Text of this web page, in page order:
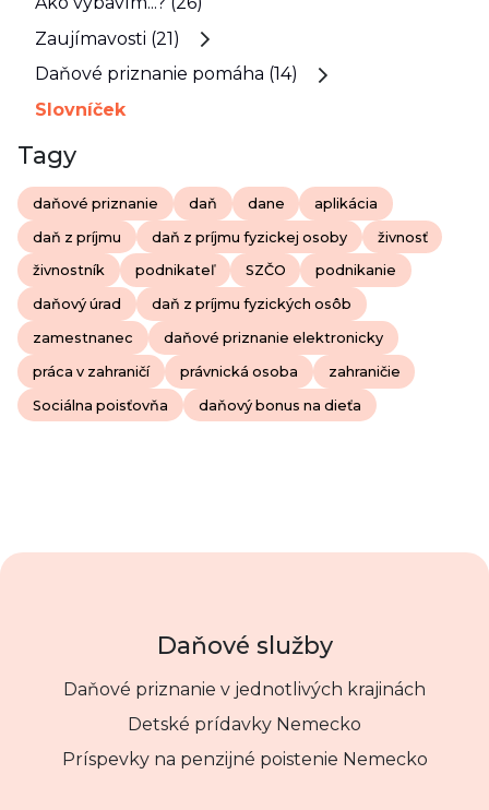
Zaujímavosti (21)
Daňové priznanie pomáha (14)
Slovníček
Tagy
daňové priznanie daň dane aplikácia
daň z príjmu daň z príjmu fyzickej osoby živnosť
živnostník podnikateľ SZČO podnikanie
daňový úrad daň z príjmu fyzických osôb
zamestnanec daňové priznanie elektronicky
práca v zahraničí právnická osoba zahraničie
Sociálna poisťovňa daňový bonus na dieťa
Daňové služby
Daňové priznanie v jednotlivých krajinách
Detské prídavky Nemecko
Príspevky na penzijné poistenie Nemecko